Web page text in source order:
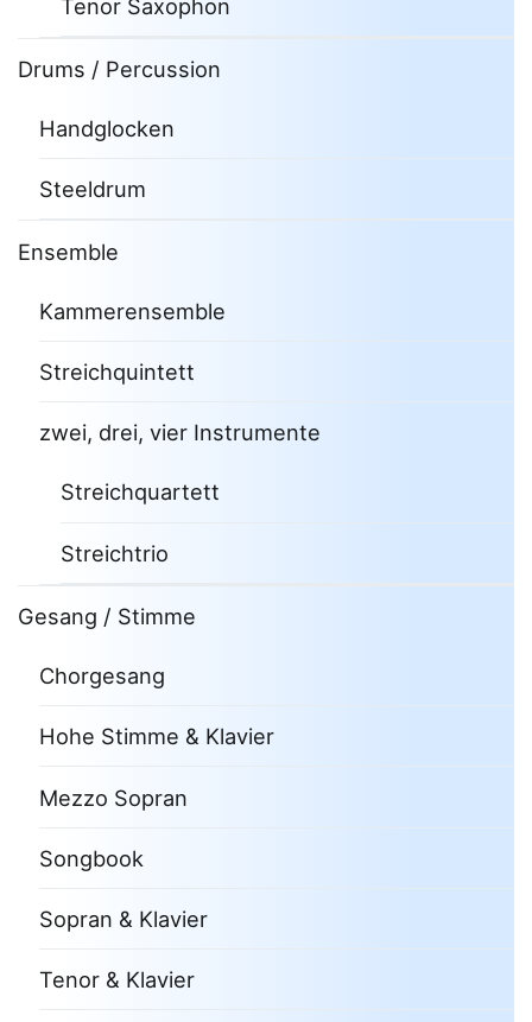
Tenor Saxophon
Drums / Percussion
Handglocken
Steeldrum
Ensemble
Kammerensemble
Streichquintett
zwei, drei, vier Instrumente
Streichquartett
Streichtrio
Gesang / Stimme
Chorgesang
Hohe Stimme & Klavier
Mezzo Sopran
Songbook
Sopran & Klavier
Tenor & Klavier